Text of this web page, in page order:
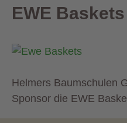
EWE
Helmers Baumschulen
Sponsor die EWE